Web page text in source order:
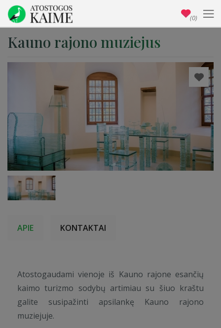
Kauno rajono muziejus
APIE KONTAKTAI
Atostogaudami vienoje iš Kauno rajone esančių
kaimo turizmo sodybų artimiau su šiuo kraštu
galite susipažinti apsilankę Kauno rajono
muziejuje.
(0)